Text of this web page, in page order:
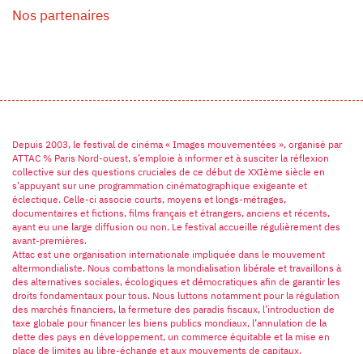
Nos partenaires
Depuis 2003, le festival de cinéma « Images mouvementées », organisé par
ATTAC % Paris Nord-ouest, s’emploie à informer et à susciter la réflexion
collective sur des questions cruciales de ce début de XXIème siècle en
s’appuyant sur une programmation cinématographique exigeante et
éclectique. Celle-ci associe courts, moyens et longs-métrages,
documentaires et fictions, films français et étrangers, anciens et récents,
ayant eu une large diffusion ou non. Le festival accueille régulièrement des
avant-premières.
Attac est une organisation internationale impliquée dans le mouvement
altermondialiste. Nous combattons la mondialisation libérale et travaillons à
des alternatives sociales, écologiques et démocratiques afin de garantir les
droits fondamentaux pour tous. Nous luttons notamment pour la régulation
des marchés financiers, la fermeture des paradis fiscaux, l’introduction de
taxe globale pour financer les biens publics mondiaux, l’annulation de la
dette des pays en développement, un commerce équitable et la mise en
place de limites au libre-échange et aux mouvements de capitaux.